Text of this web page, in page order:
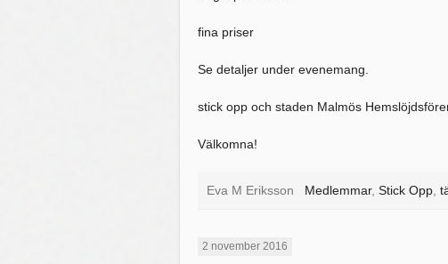
fina priser
Se detaljer under evenemang.
stick opp och staden Malmös
Välkomna!
Eva M Eriksson Medlemmar, Stick Opp
2 november 2016